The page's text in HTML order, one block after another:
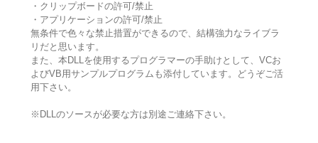
・クリップボードの許可/禁止
・アプリケーションの許可/禁止
無条件で色々な禁止措置ができるので、結構強力なライブラ
リだと思います。
また、本DLLを使用するプログラマーの手助けとして、VCお
よびVB用サンプルプログラムも添付しています。どうぞご活
用下さい。
※DLLのソースが必要な方は別途ご連絡下さい。